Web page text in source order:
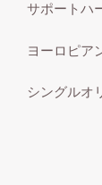
サポートハ
ヨーロピア
シングルオ